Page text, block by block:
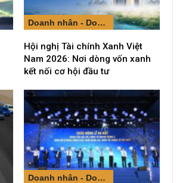
Doanh nhân - Doanh nghiệp
Hội nghị Tài chính Xanh Việt
Nam 2026: Nơi dòng vốn xanh
kết nối cơ hội đầu tư
Doanh nhân - Doanh nghiệp